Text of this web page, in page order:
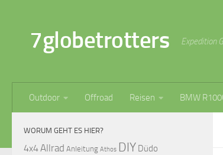
7globetrotters Expedition
Outdoor Offroad Reisen BMW
WORUM GEHT ES HIER?
4x4Allrad Anleitung Athos DIY Düdo